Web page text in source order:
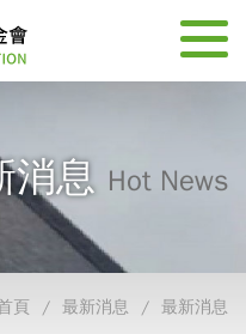
消息 Hot News
頁 最新消息 最新消息